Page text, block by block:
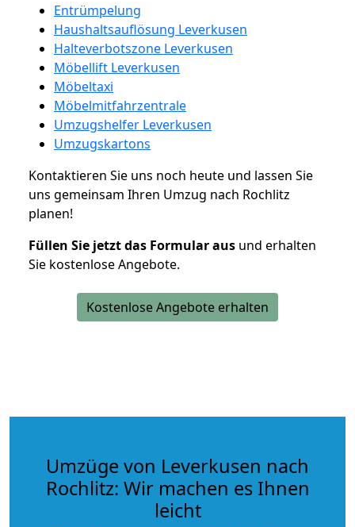
Entrümpelung
Haushaltsauflösung Leverkusen
Halteverbotszone Leverkusen
Möbellift Leverkusen
Möbeltaxi
Möbelmitfahrzentrale
Umzugshelfer Leverkusen
Umzugskartons
Kontaktieren Sie uns noch heute und lassen Sie
uns gemeinsam Ihren Umzug nach Rochlitz
planen!
Füllen Sie jetzt das Formular aus und erhalten
Sie kostenlose Angebote.
Kostenlose Angebote erhalten
Umzüge von Leverkusen nach
Rochlitz: Wir machen es Ihnen
leicht